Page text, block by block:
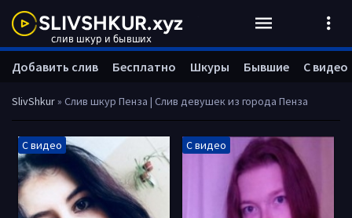
SlivShkur» Слив шкур Пенза | Слив девушек из города Пенза
С видео С видео
Добавить слив Бесплатно Шкуры Бывшие С видео